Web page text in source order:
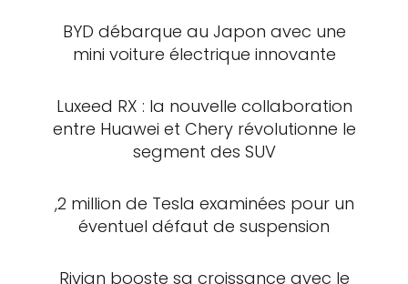
BYD débarque au Japon avec une
mini voiture électrique innovante
Luxeed RX : la nouvelle collaboration
entre Huawei et Chery révolutionne le
segment des SUV
,2 million de Tesla examinées pour un
éventuel défaut de suspension
Rivian booste sa croissance avec le